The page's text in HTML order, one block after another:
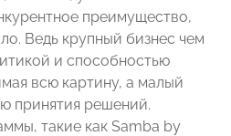
преимущество,
Ведь крупный бизнес чем
и способностью
всю картину, а малый
принятия решений.
такие как Samba by